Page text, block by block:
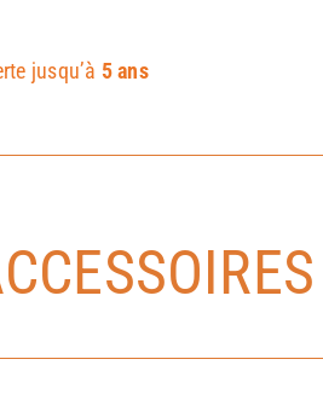
jusqu’à 5 ans